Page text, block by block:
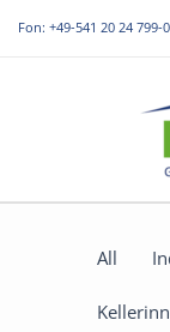
Fon: +49-541 20 24 799-0
All